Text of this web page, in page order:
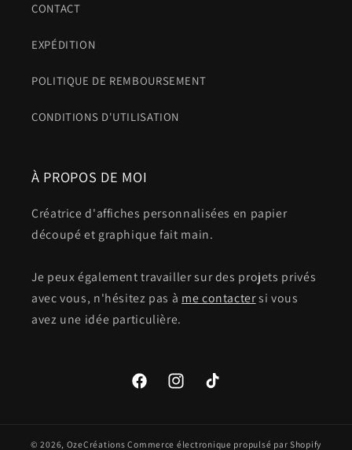
CONTACT
EXPÉDITION
POLITIQUE DE REMBOURSEMENT
CONDITIONS D'UTILISATION
À PROPOS DE MOI
Créatrice d'affiches personnalisées en papier
découpé et graphique fait main.
Je peux également travailler sur des projets privés
avec vous, n'hésitez pas à me contactersi vous
avez une idée particulière.
FacebookInstagramTikTok
© 2026, OzeCréations Commerce électronique propulsé par Shopify